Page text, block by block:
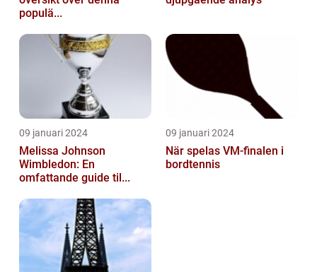
populä...
09 januari 2024
Melissa Johnson
Wimbledon: En
omfattande guide til...
09 januari 2024
När spelas VM-finalen i
bordtennis